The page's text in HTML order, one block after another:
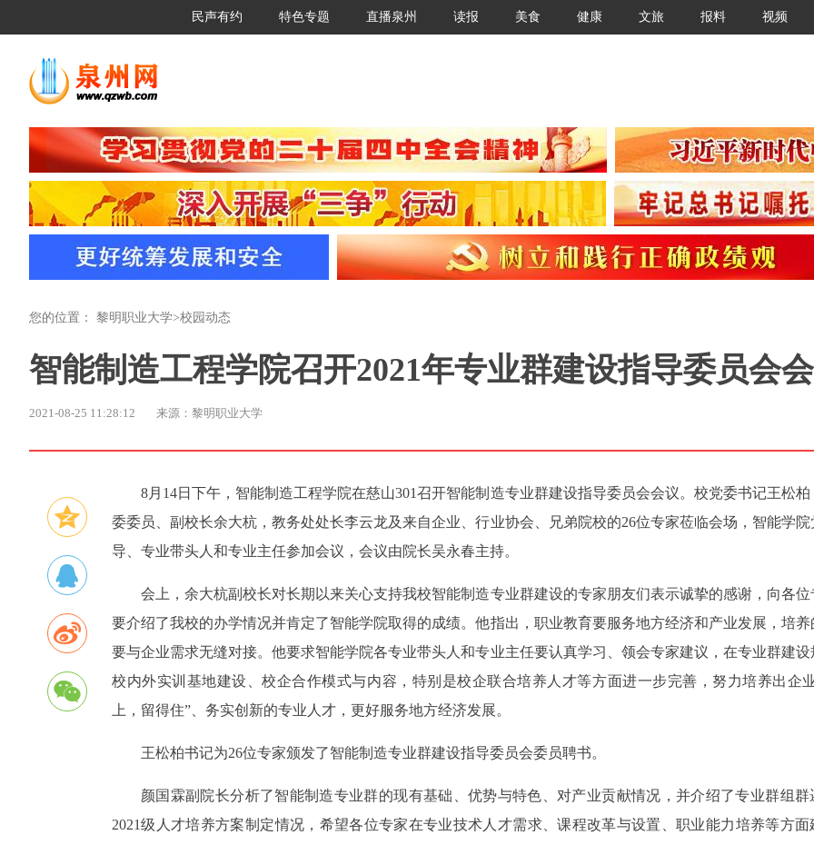
民声有约 特色专题 直播泉州 读报 美食 健康 文旅 报料 视频
您的位置： 黎明职业大学>校园动态
智能制造工程学院召开2021年专业群建设指导委员会
2021-08-25 11:28:12 来源：黎明职业大学
8月14日下午，智能制造工程学院在慈山301召开智能制造专业群建设指导委员会会议。校党委书记王松柏
委委员、副校长余大杭，教务处处长李云龙及来自企业、行业协会、兄弟院校的26位专家莅临会场，智能学院
导、专业带头人和专业主任参加会议，会议由院长吴永春主持。
会上，余大杭副校长对长期以来关心支持我校智能制造专业群建设的专家朋友们表示诚挚的感谢，向各位
要介绍了我校的办学情况并肯定了智能学院取得的成绩。他指出，职业教育要服务地方经济和产业发展，培养
要与企业需求无缝对接。他要求智能学院各专业带头人和专业主任要认真学习、领会专家建议，在专业群建设
校内外实训基地建设、校企合作模式与内容，特别是校企联合培养人才等方面进一步完善，努力培养出企
上，留得住”、务实创新的专业人才，更好服务地方经济发展。
王松柏书记为26位专家颁发了智能制造专业群建设指导委员会委员聘书。
颜国霖副院长分析了智能制造专业群的现有基础、优势与特色、对产业贡献情况，并介绍了专业群组群
2021级人才培养方案制定情况，希望各位专家在专业技术人才需求、课程改革与设置、职业能力培养等方面